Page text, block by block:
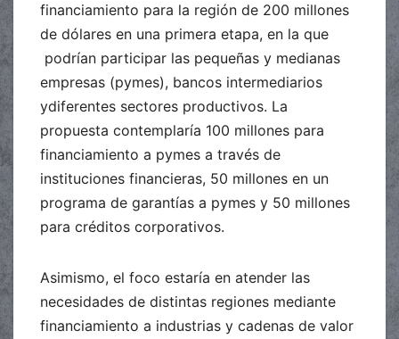
financiamiento para la región de 200 millones
de dólares en una primera etapa, en la que
podrían participar las pequeñas y medianas
empresas (pymes), bancos intermediarios
ydiferentes sectores productivos. La
propuesta contemplaría 100 millones para
financiamiento a pymes a través de
instituciones financieras, 50 millones en un
programa de garantías a pymes y 50 millones
para créditos corporativos.
Asimismo, el foco estaría en atender las
necesidades de distintas regiones mediante
financiamiento a industrias y cadenas de valor